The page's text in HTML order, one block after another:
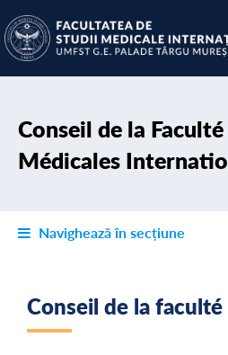
Conseil de la Faculté
Médicales
Navighează în secțiune
Conseil de la faculté